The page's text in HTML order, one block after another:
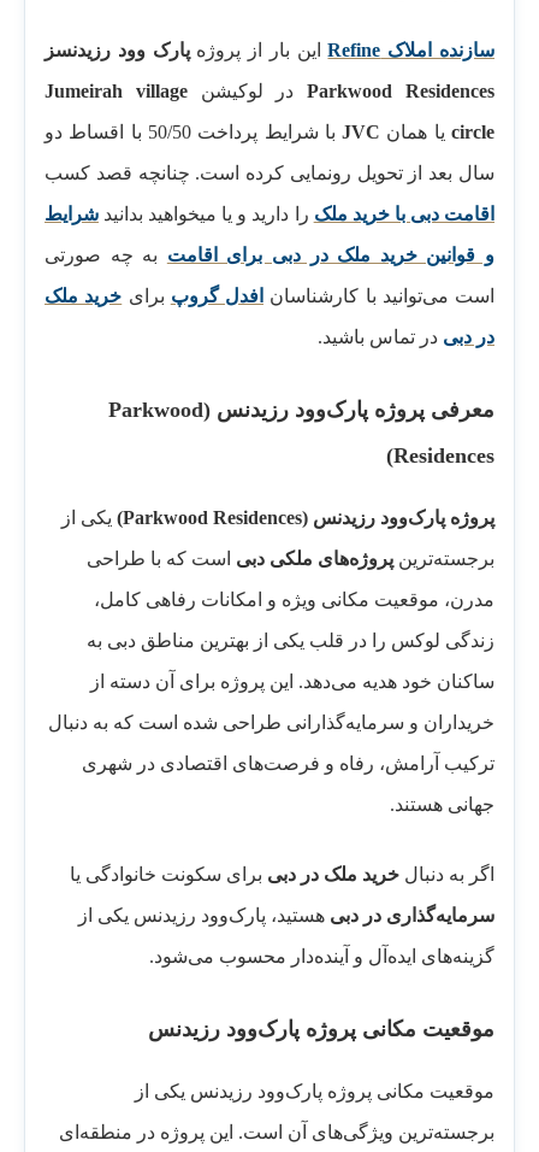
سازنده املاک Refine این بار از پروژهپارک وود رزیدنسز
Parkwood Residencesدر لوکیشن
Jumeirah village
circleیا همانJVC
با شرایط پرداخت 50/50 با اقساط دو
سال بعد از تحویل رونمایی کرده است. چنانچه قصد کسب
اقامت دبی با خرید ملکرا دارید و یا میخواهید بدانیدشرایط
و قوانین خرید ملک در دبی برای اقامتبه چه صورتی
است می‌توانید با کارشناسانافدل گروپبرایخرید ملک
در دبیدر تماس باشید.
معرفی پروژه پارک‌وود رزیدنس (Parkwood
Residences)
پروژه پارک‌وود رزیدنس(Parkwood Residences)
یکی از
برجسته‌ترینپروژه‌های ملکی دبیاست که با طراحی
مدرن، موقعیت مکانی ویژه و امکانات رفاهی کامل،
زندگی لوکس را در قلب یکی از بهترین مناطق دبی به
ساکنان خود هدیه می‌دهد. این پروژه برای آن دسته از
خریداران و سرمایه‌گذارانی طراحی شده است که به دنبال
ترکیب آرامش، رفاه و فرصت‌های اقتصادی در شهری
جهانی هستند.
اگر به دنبال خرید ملک در دبیبرای سکونت خانوادگی یا
سرمایه‌گذاری در دبیهستید، پارک‌وود رزیدنس یکی از
گزینه‌های ایده‌آل و آینده‌دار محسوب می‌شود.
موقعیت مکانی پروژه پارک‌وود رزیدنس
موقعیت مکانی پروژه پارک‌وود رزیدنس یکی از
برجسته‌ترین ویژگی‌های آن است. این پروژه در منطقه‌ای